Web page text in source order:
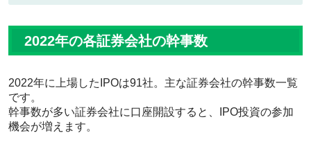
2022年の各証券会社の幹事数
2022年に上場したIPOは91社。主な証券会社の幹事数一覧
です。
幹事数が多い証券会社に口座開設すると、IPO投資の参加
機会が増えます。